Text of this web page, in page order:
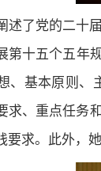
述了党的二十
第十五个五年
、基本原则、
求、重点任务
要求。此外，